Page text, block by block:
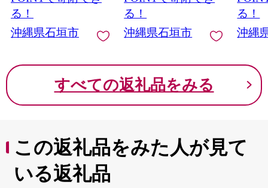
ス カルビ 肉 焼肉 食べ
比べ 真空 冷凍 タレ |
IM-66
る！
沖縄県石垣市
ゃぶしゃぶ 真空 冷凍 |
IM-68
る！
沖縄県石垣市
ゃぶ
IM-64
る！
沖縄
すべての返礼品をみる
この返礼品をみた人が見て
いる返礼品